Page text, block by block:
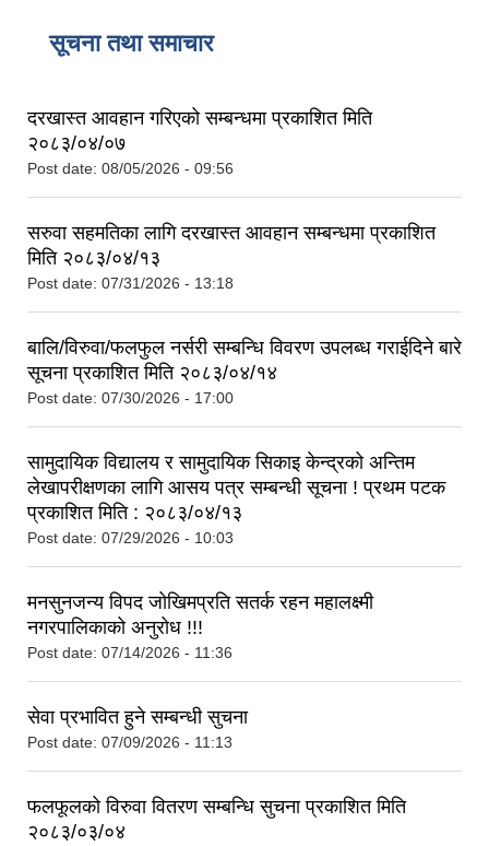
सूचना तथा समाचार
दरखास्त आवहान गरिएको सम्बन्धमा प्रकाशित मिति
२०८३/०४/०७
Post date: 08/05/2026 - 09:56
सरुवा सहमतिका लागि दरखास्त आवहान सम्बन्धमा प्रकाशित
मिति २०८३/०४/१३
Post date: 07/31/2026 - 13:18
बालि/विरुवा/फलफुल नर्सरी सम्बन्धि विवरण उपलब्ध गराईदिने बारे
सूचना प्रकाशित मिति २०८३/०४/१४
Post date: 07/30/2026 - 17:00
सामुदायिक विद्यालय र सामुदायिक सिकाइ केन्द्रको अन्तिम
लेखापरीक्षणका लागि आसय पत्र सम्बन्धी सूचना ! प्रथम पटक
प्रकाशित मिति : २०८३/०४/१३
Post date: 07/29/2026 - 10:03
मनसुनजन्य विपद जोखिमप्रति सतर्क रहन महालक्ष्मी
नगरपालिकाको अनुरोध !!!
Post date: 07/14/2026 - 11:36
सेवा प्रभावित हुने सम्बन्धी सुचना
Post date: 07/09/2026 - 11:13
फलफूलको विरुवा वितरण सम्बन्धि सुचना प्रकाशित मिति
२०८३/०३/०४